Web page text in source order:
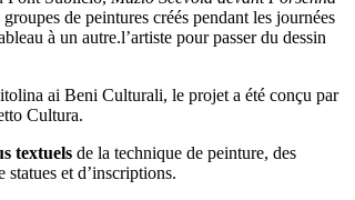
de peintures créés pendant les journées
à un autre.l’artiste pour passer du dessin
ai Beni Culturali, le projet a été conçu par
Cultura.
textuels de la technique de peinture, des
et d’inscriptions.